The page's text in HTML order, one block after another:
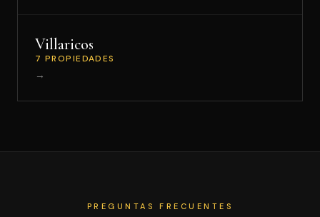
Villaricos
7 PROPIEDADES
→
PREGUNTAS FRECUENTES